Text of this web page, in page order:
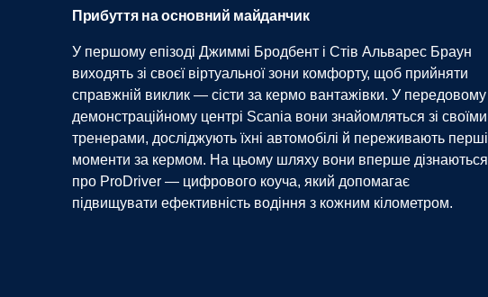
Прибуття на основний майданчик
У першому епізоді Джиммі Бродбент і Стів Альварес Браун
виходять зі своєї віртуальної зони комфорту, щоб прийняти
справжній виклик — сісти за кермо вантажівки. У передовому
демонстраційному центрі Scania вони знайомляться зі своїми
тренерами, досліджують їхні автомобілі й переживають перші
моменти за кермом. На цьому шляху вони вперше дізнаються
про ProDriver — цифрового коуча, який допомагає
підвищувати ефективність водіння з кожним кілометром.